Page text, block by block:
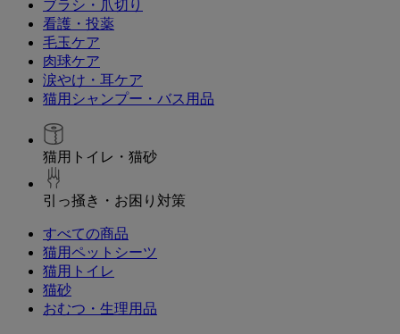
ブラシ・爪切り
看護・投薬
毛玉ケア
肉球ケア
涙やけ・耳ケア
猫用シャンプー・バス用品
猫用トイレ・猫砂
引っ掻き・お困り対策
すべての商品
猫用ペットシーツ
猫用トイレ
猫砂
おむつ・生理用品